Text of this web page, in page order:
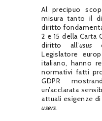
Al precipuo
misura tanto il
diritto
2 e 15 della
diritto all’usus
Legislatore
italiano, hanno
normativi fatti
GDPR
un’acclarata
attuali esigenze di
users.